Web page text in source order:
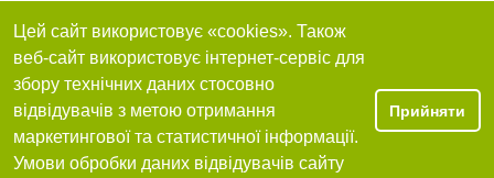
Цей сайт використовує «cookies». Також
веб-сайт використовує інтернет-сервіс для
збору технічних даних стосовно
відвідувачів з метою отримання
маркетингової та статистичної інформації.
Умови обробки даних відвідувачів сайту
Прийняти